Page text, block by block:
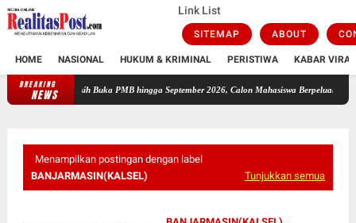
Link List
SITEMAP ABOUT
HOME NASIONAL HUKUM & KRIMINAL PERISTIWA KABAR VIRAL
BREAKING
NEWS
PMB hingga September 2026, Calon Mahasiswa Berpeluang Raih KIP Kuliah
Menampilkan postingan dengan label
BANJARMASIN(KALSEL)
Tunjukkan semua